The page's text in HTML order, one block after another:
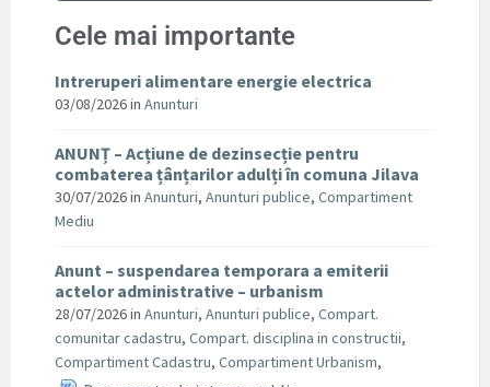
Cele mai importante
Intreruperi alimentare energie electrica
03/08/2026in Anunturi
ANUNȚ – Acțiune de dezinsecție pentru
combaterea țânțarilor adulți în comuna Jilava
30/07/2026in Anunturi, Anunturi publice, Compartiment
Mediu
Anunt – suspendarea temporara a emiterii
actelor administrative – urbanism
28/07/2026in Anunturi, Anunturi publice, Compart.
comunitar cadastru, Compart. disciplina in constructii,
Compartiment Cadastru, Compartiment Urbanism,